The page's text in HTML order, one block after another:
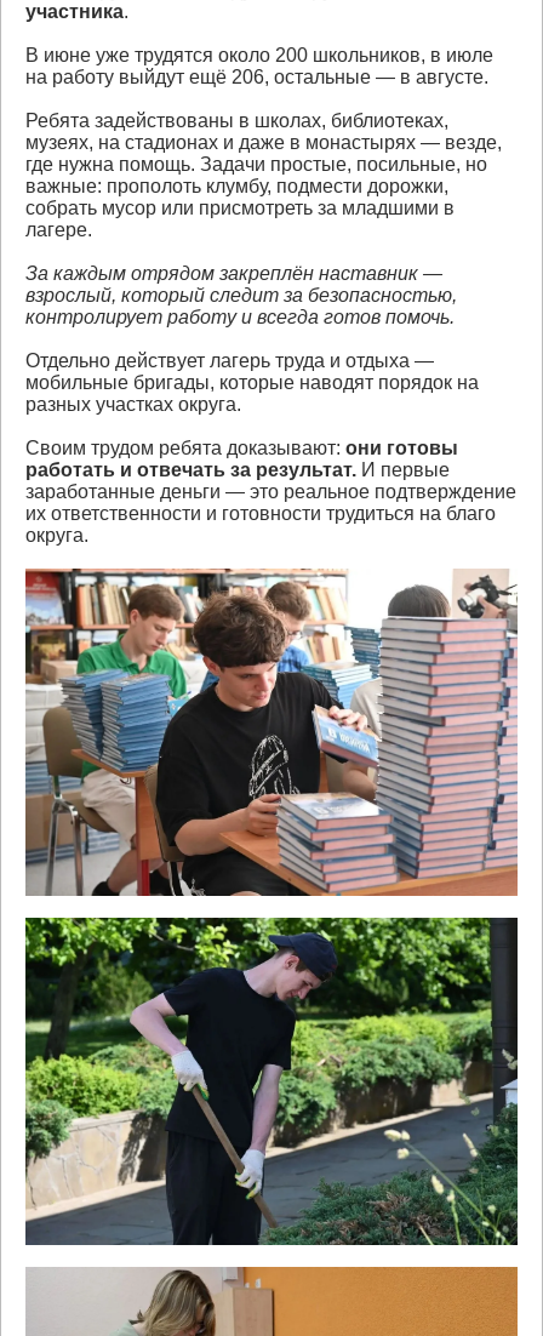
участника.
В июне уже трудятся около 200 школьников, в июле
на работу выйдут ещё 206, остальные — в августе.
Ребята задействованы в школах, библиотеках,
музеях, на стадионах и даже в монастырях — везде,
где нужна помощь. Задачи простые, посильные, но
важные: прополоть клумбу, подмести дорожки,
собрать мусор или присмотреть за младшими в
лагере.
За каждым отрядом закреплён наставник —
взрослый, который следит за безопасностью,
контролирует работу и всегда готов помочь.
Отдельно действует лагерь труда и отдыха —
мобильные бригады, которые наводят порядок на
разных участках округа.
Своим трудом ребята доказывают: они готовы
работать и отвечать за результат. И первые
заработанные деньги — это реальное подтверждение
их ответственности и готовности трудиться на благо
округа.